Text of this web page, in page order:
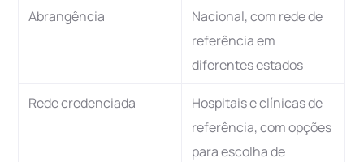
Abrangência
Nacional, com rede de
referência em
diferentes estados
Rede credenciada
Hospitais e clínicas de
referência, com opções
para escolha de